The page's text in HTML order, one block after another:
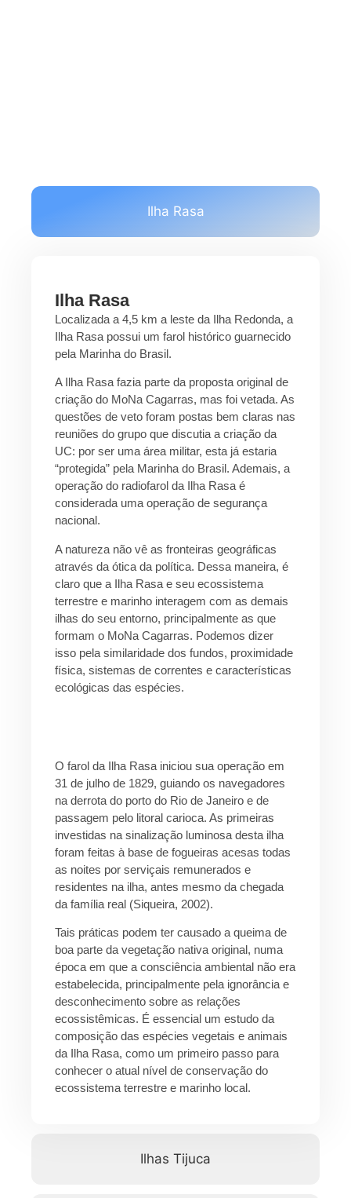
Ilha Rasa
Ilhas Tijuca
Ilha Rasa
Localizada a 4,5 km a leste da Ilha Redonda, a
Ilha Rasa possui um farol histórico guarnecido
pela Marinha do Brasil.
A Ilha Rasa fazia parte da proposta original de
criação do MoNa Cagarras, mas foi vetada. As
questões de veto foram postas bem claras nas
reuniões do grupo que discutia a criação da
UC: por ser uma área militar, esta já estaria
“protegida” pela Marinha do Brasil. Ademais, a
operação do radiofarol da Ilha Rasa é
considerada uma operação de segurança
nacional.
A natureza não vê as fronteiras geográficas
através da ótica da política. Dessa maneira, é
claro que a Ilha Rasa e seu ecossistema
terrestre e marinho interagem com as demais
ilhas do seu entorno, principalmente as que
formam o MoNa Cagarras. Podemos dizer
isso pela similaridade dos fundos, proximidade
física, sistemas de correntes e características
ecológicas das espécies.
O farol da Ilha Rasa iniciou sua operação em
31 de julho de 1829, guiando os navegadores
na derrota do porto do Rio de Janeiro e de
passagem pelo litoral carioca. As primeiras
investidas na sinalização luminosa desta ilha
foram feitas à base de fogueiras acesas todas
as noites por serviçais remunerados e
residentes na ilha, antes mesmo da chegada
da família real (Siqueira, 2002).
Tais práticas podem ter causado a queima de
boa parte da vegetação nativa original, numa
época em que a consciência ambiental não era
estabelecida, principalmente pela ignorância e
desconhecimento sobre as relações
ecossistêmicas. É essencial um estudo da
composição das espécies vegetais e animais
da Ilha Rasa, como um primeiro passo para
conhecer o atual nível de conservação do
ecossistema terrestre e marinho local.